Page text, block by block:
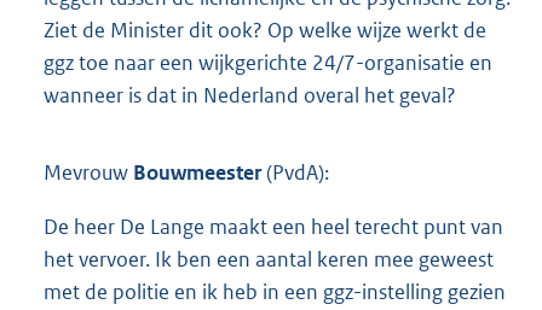
Ziet de Minister dit ook? Op welke wijze werkt de
ggz toe naar een wijkgerichte 24/7-organisatie en
wanneer is dat in Nederland overal het geval?
Mevrouw Bouwmeester(PvdA):
De heer De Lange maakt een heel terecht punt van
het vervoer. Ik ben een aantal keren mee geweest
met de politie en ik heb in een ggz-instelling gezien